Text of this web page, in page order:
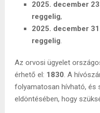
2025. december
reggelig,
2025. december
reggelig.
Az orvosi ügyelet
érhető el: 1830. A
folyamatosan hívható, és
eldöntésében, hogy